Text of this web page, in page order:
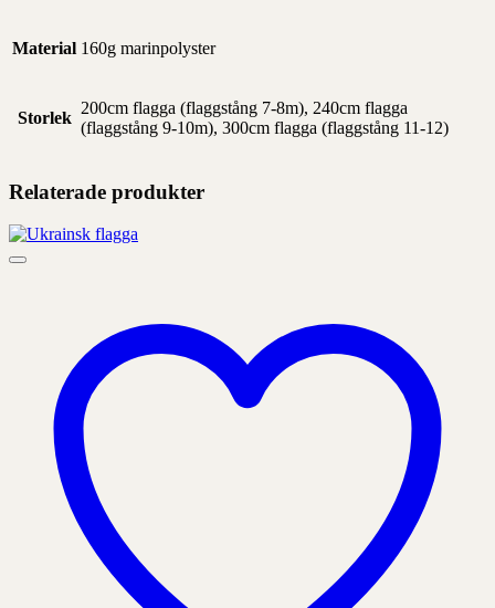
Material 160g marinpolyster
Storlek
200cm flagga (flaggstång 7-8m), 240cm flagga
(flaggstång 9-10m), 300cm flagga (flaggstång 11-12)
Relaterade produkter